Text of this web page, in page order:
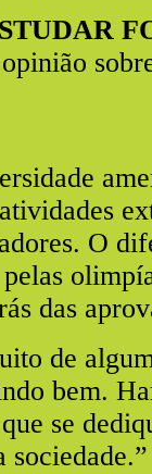
O
das
de
bem.
se
sociedade.”